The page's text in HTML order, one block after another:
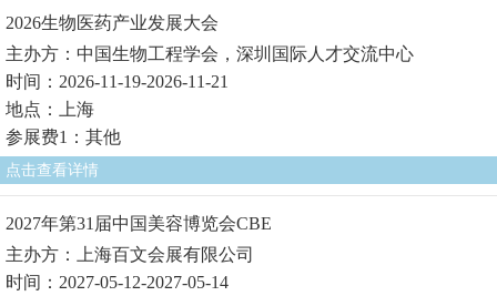
2026生物医药产业发展大会
主办方：中国生物工程学会，深圳国际人才交流中心
时间：2026-11-19-2026-11-21
地点：上海
参展费1：其他
点击查看详情
2027年第31届中国美容博览会CBE
主办方：上海百文会展有限公司
时间：2027-05-12-2027-05-14